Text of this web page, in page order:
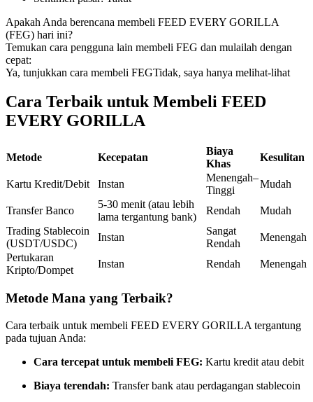
Bergabunglah dengan pedagang top
Menjadi Pedagang Salinan
Nikmati pembagian keuntungan dan komisi copy trading
Apakah Anda berencana membeli FEED EVERY GORILLA
(FEG) hari ini?
Temukan cara pengguna lain membeli FEG dan mulailah dengan
cepat:
Ya, tunjukkan cara membeli FEGTidak, saya hanya melihat-lihat
Cara Terbaik untuk Membeli FEED
EVERY GORILLA
Metode Kecepatan
Biaya
Khas
Kesulitan
Kartu Kredit/Debit Instan
Menengah–
Tinggi
Mudah
Transfer Banco
5-30 menit (atau lebih
lama tergantung bank)
Rendah
Mudah
Trading Stablecoin
(USDT/USDC)
Instan
Sangat
Rendah
Menengah
Pertukaran
Kripto/Dompet
Instan Rendah Menengah
Metode Mana yang Terbaik?
Cara terbaik untuk membeli FEED EVERY GORILLA tergantung
pada tujuan Anda:
Cara tercepat untuk membeli FEG: Kartu kredit atau debit
Biaya terendah: Transfer bank atau perdagangan stablecoin